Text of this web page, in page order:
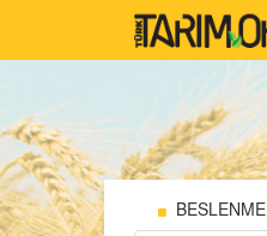
BESLENME